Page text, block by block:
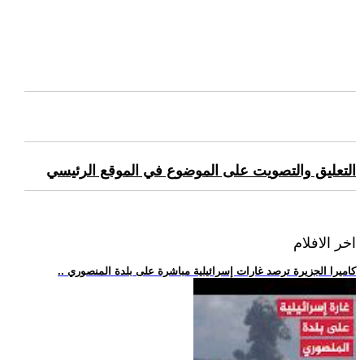
التعليق والتصويت على الموضوع في الموقع الرئيسي
اخر الافلام
.. كاميرا الجزيرة ترصد غارات إسرائيلية مباشرة على بلدة المنصوري